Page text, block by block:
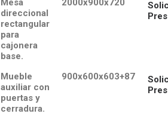
Mesa
direccional
rectangular
para
cajonera
base.
2000x900x720
Mueble
auxiliar con
puertas y
cerradura.
900x600x603+87